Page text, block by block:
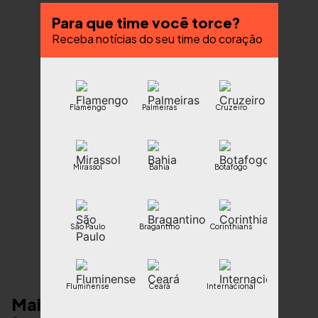
Mais notícias
Para que time você torce?
Receba notícias do seu time do coração
Flamengo Palmeiras Cruzeiro
Mirassol Bahia Botafogo
São Paulo Bragantino Corinthians
Fluminense Ceará Internacional